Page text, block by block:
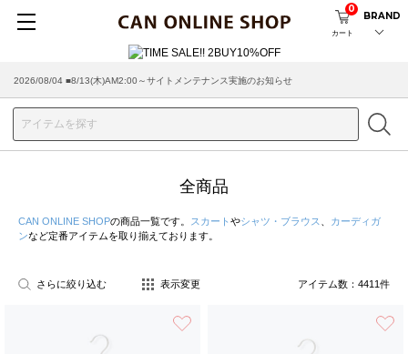
カート
0
BRAND
2026/07/29 ■【お知らせ】ヤマト運輸の配送遅延・停止について
全商品
CAN ONLINE SHOPの商品一覧です。 スカート やシャツ・ブラウス
カーディガ
ンなど定番アイテムを取り揃えております。
さらに絞り込む 表示変更 アイテム数： 4411件